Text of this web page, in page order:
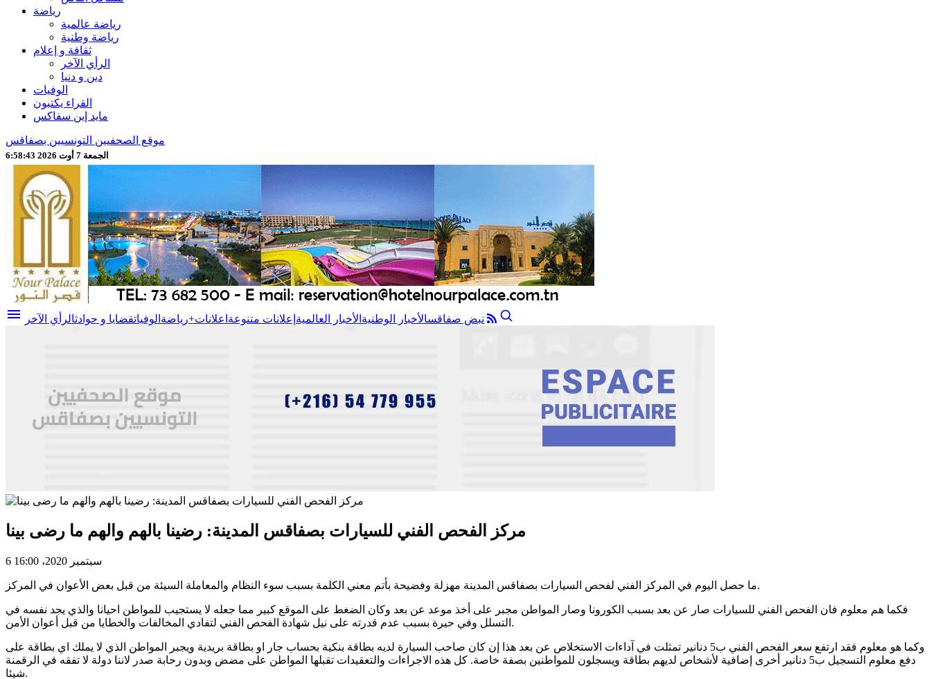
رياضة
رياضة عالمية
رياضة وطنية
ثقافة و إعلام
الرأي الآخر
دين و دنيا
الوفيات
القراء يكتبون
مايد إين سفاكس
موقع الصحفيين التونسيين بصفاقس
الجمعة 7 أوت 2026 6:58:44
menu نبض صفاقسالأخبار الوطنية الأخبار العالمية إعلانات متنوعة اعلانات+رياضة الوفياتقضايا و حوادثالرأي الآخر
مركز الفحص الفني للسيارات بصفاقس المدينة: رضينا بالهم والهم ما رضى بينا
6 سبتمبر 2020، 16:00
ما حصل اليوم في المركز الفني لفحص السيارات بصفاقس المدينة مهزلة وفضيحة بأتم معني الكلمة بسبب سوء النظام والمعاملة السيئة من قبل بعض الأعوان في المركز.
فكما هم معلوم فان الفحص الفني للسيارات صار عن بعد بسبب الكورونا وصار المواطن مجبر على أخذ موعد عن بعد وكان الضغط على الموقع كبير مما جعله لا يستجيب للمواطن احيانا والذي يجد نفسه في
التسلل وفي حيرة بسبب عدم قدرته على نيل شهادة الفحص الفني لتفادي المخالفات والخطايا من قبل أعوان الأمن.
وكما هو معلوم فقد ارتفع سعر الفحص الفني ب5 دنانير تمثلت في آداءات الاستخلاص عن بعد هذا إن كان صاحب السيارة لديه بطاقة بنكية بحساب جار او بطاقة بريدية ويجبر المواطن الذي لا يملك اي بطاقة على
دفع معلوم التسجيل ب5 دنانير أخرى إضافية لأشخاص لديهم بطاقة ويسجلون للمواطنين بصفة خاصة. كل هذه الاجراءات والتعقيدات تقبلها المواطن على مضض وبدون رحابة صدر لاننا دولة لا تفقه في الرقمنة
شيئا.